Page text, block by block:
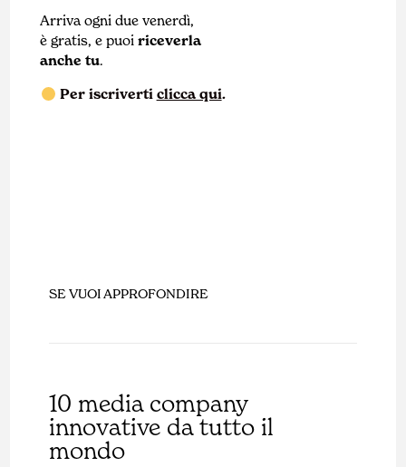
Arriva ogni due venerdì,
è gratis, e puoiriceverla
anche tu.
Per iscriverti clicca qui.
SE VUOI APPROFONDIRE
10 media company
innovative da tutto il
mondo